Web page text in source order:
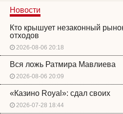
Новости
Кто крышует незаконный
отходов
2026-08-06 20:18
Вся ложь Ратмира Мавлиева
2026-08-06 20:09
«Казино Royal»: сдал своих
2026-07-28 18:44